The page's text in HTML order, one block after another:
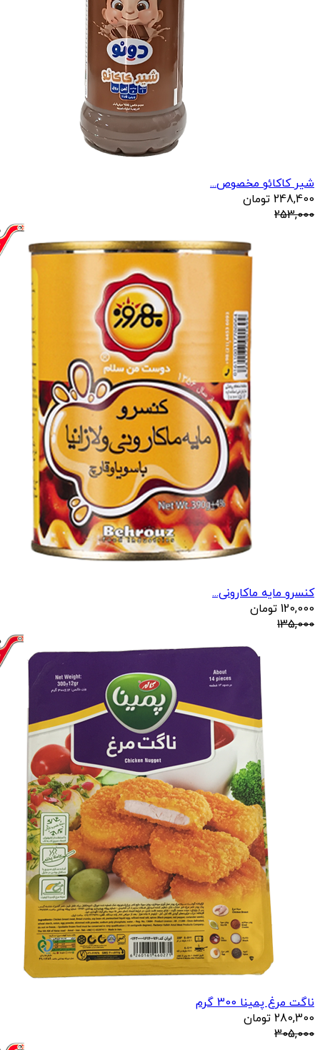
شیر کاکائو مخصوص...
248,400 تومان
253,000
کنسرو مایه ماکارونی...
120,000 تومان
135,000
ناگت مرغ پمینا 300 گرم
280,300 تومان
305,000